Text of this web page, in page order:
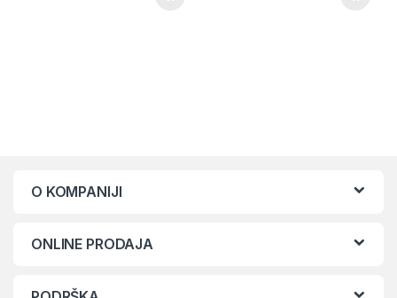
O KOMPANIJI
ONLINE PRODAJA